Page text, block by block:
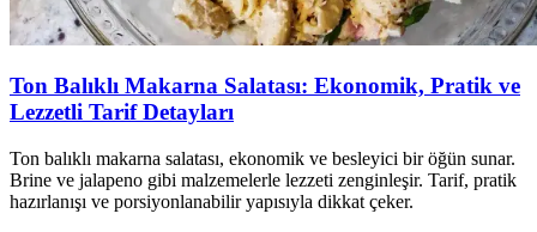
Ton Balıklı Makarna Salatası: Ekonomik, Pratik ve
Lezzetli Tarif Detayları
Ton balıklı makarna salatası, ekonomik ve besleyici bir öğün sunar.
Brine ve jalapeno gibi malzemelerle lezzeti zenginleşir. Tarif, pratik
hazırlanışı ve porsiyonlanabilir yapısıyla dikkat çeker.